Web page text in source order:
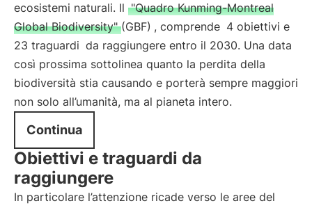
ecosistemi naturali. Il "Quadro Kunming-Montreal
Global Biodiversity" (GBF) , comprende 4 obiettivi e
23 traguardi da raggiungere entro il 2030. Una data
così prossima sottolinea quanto la perdita della
biodiversità stia causando e porterà sempre maggiori
non solo all’umanità, ma al pianeta intero.
Continua
Obiettivi e traguardi da
raggiungere
In particolare l’attenzione ricade verso le aree del